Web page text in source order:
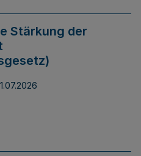
Stärkung der